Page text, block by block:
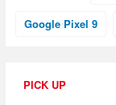
Google Pixel 9
PICK UP